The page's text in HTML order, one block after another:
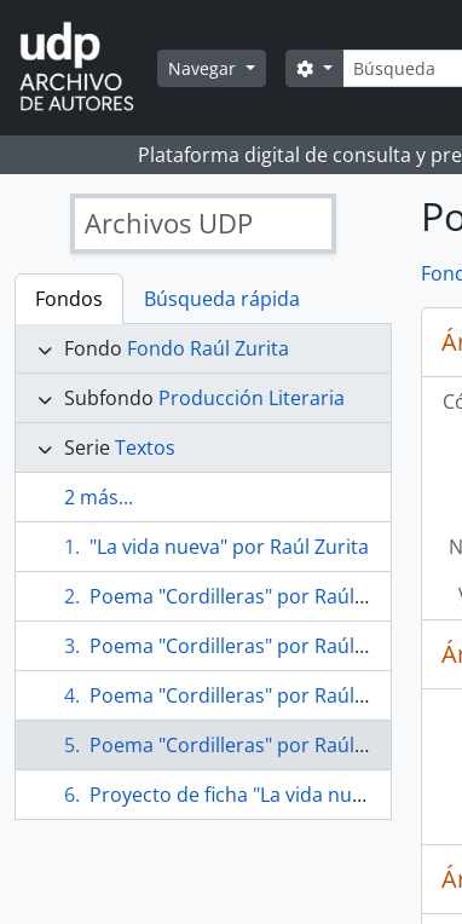
Skip to main content
Navegar Búsqueda
Search options
Plataforma digital de consulta y
Archivos UDP
Fondos
Búsqueda rápida
Fondo Fondo Raúl Zurita
Subfondo Producción Literaria
SerieTextos
2 más...
"La vida nueva" por Raúl Zurita
Poema "Cordilleras" por Raúl Zurita
Poema "Cordilleras" por Raúl Zurita
Poema "Cordilleras" por Raúl Zurita
Poema "Cordilleras" por Raúl Zurita
Proyecto de ficha "La vida nueva"